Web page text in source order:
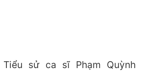
Tiểu sử ca sĩ Phạm Quỳnh